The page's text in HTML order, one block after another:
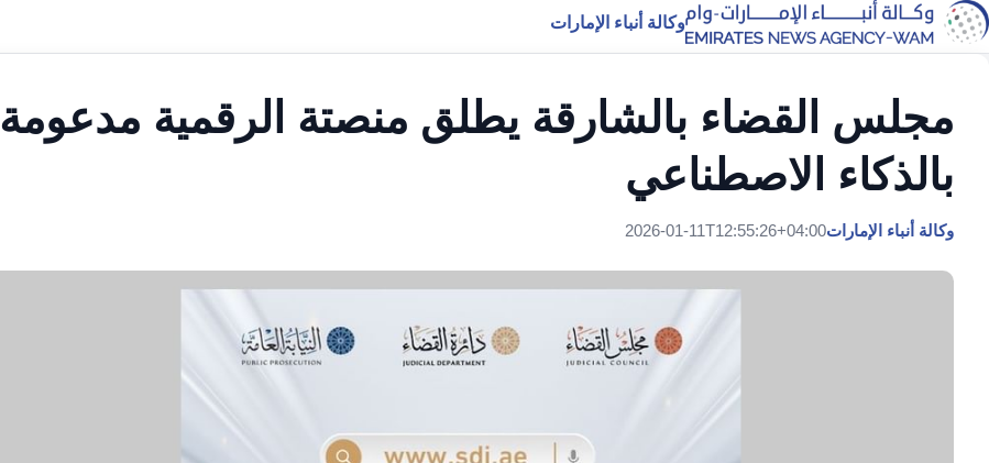
وكالة أنباء الإمارات
مجلس القضاء بالشارقة يطلق منصتة الرقمية مدعومة
بالذكاء الاصطناعي
وكالة أنباء الإمارات2026-01-11T12:55:26+04:00